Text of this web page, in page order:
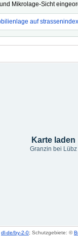
Mikrolage-Sicht
auf
Karte laden
Granzin bei Lübz
dl-de/by-2-0; Schutzgebiete: ©